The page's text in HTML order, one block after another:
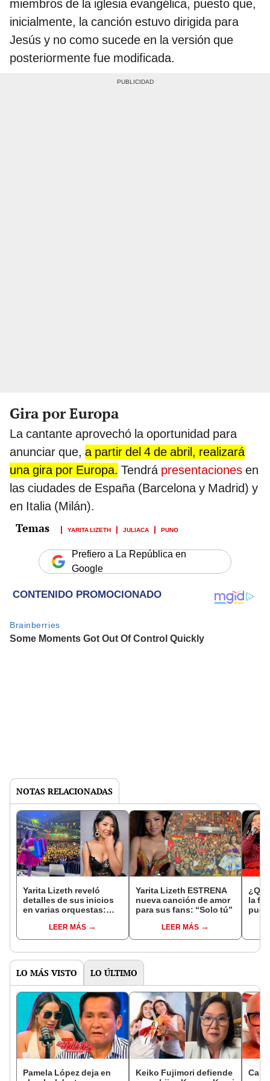
miembros de la iglesia evangélica, puesto que,
inicialmente, la canción estuvo dirigida para
Jesús y no como sucede en la versión que
posteriormente fue modificada.
Gira por Europa
La cantante aprovechó la oportunidad para
anunciar que, a partir del 4 de abril, realizará
una gira por Europa. Tendrá presentaciones en
las ciudades de España (Barcelona y Madrid) y
en Italia (Milán).
YARITA LIZETH JULIACA PUNO
Prefiero a La República en
Google
NOTAS RELACIONADAS
Yarita Lizeth reveló
detalles de sus inicios
en varias orquestas:
LEER MÁS
Yarita Lizeth ESTRENA
nueva canción de amor
para sus fans: “Solo tú”
LEER MÁS
la
LO MÁS VISTO LO ÚLTIMO
Pamela López deja en
Keiko Fujimori defiende